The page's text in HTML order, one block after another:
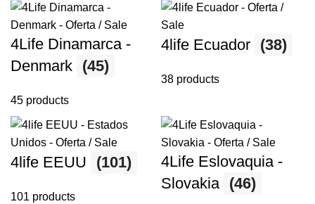
4Life Dinamarca -
Denmark (45)
45 products
4life Ecuador (38)
38 products
4life EEUU (101)
101 products
4Life Eslovaquia -
Slovakia (46)